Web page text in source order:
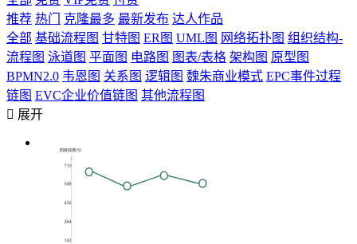
推荐 热门 克隆最多 最新发布 达人作品
全部 基础流程图 甘特图 ER图 UML图 网络拓扑图 组织结构-
流程图 泳道图 平面图 电路图 图表/表格 架构图 原型图
BPMN2.0 韦恩图 关系图 逻辑图 魏朱商业模式 EPC事件过程
链图 EVC企业价值链图 其他流程图
 展开